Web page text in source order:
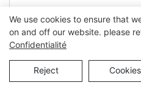
We use cookies to ensure that
on and off our website. please
Confidentialité
Reject Cookies